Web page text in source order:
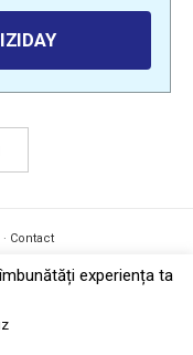
· Contact
experiența ta